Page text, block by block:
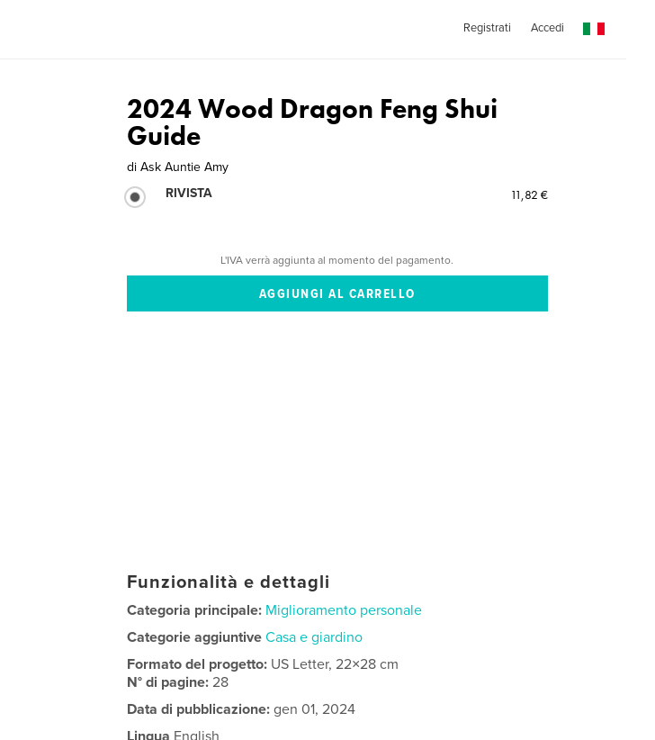
Registrati Accedi
2024 Wood Dragon Feng Shui
Guide
di Ask Auntie Amy
RIVISTA
11,82 €
L'IVA verrà aggiunta al momento del pagamento.
Funzionalità e dettagli
Categoria principale: Miglioramento personale
Categorie aggiuntive Casa e giardino
Formato del progetto: US Letter, 22×28 cm
N° di pagine:28
Data di pubblicazione: gen 01, 2024
Lingua English